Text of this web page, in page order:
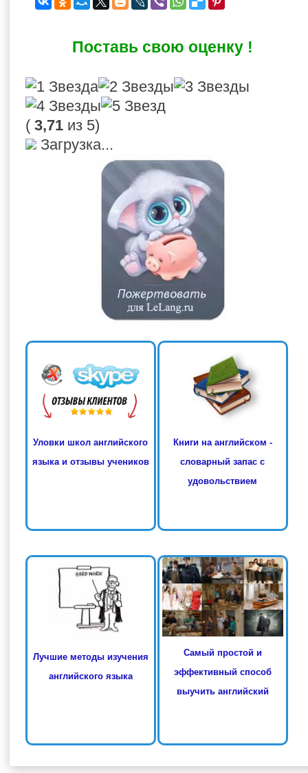
Поставь свою оценку !
( 3,71из 5)
Загрузка...
Уловки школ английского
языка и отзывы учеников
Книги на английском -
словарный запас с
удовольствием
Лучшие методы изучения
английского языка
Самый простой и
эффективный способ
выучить английский